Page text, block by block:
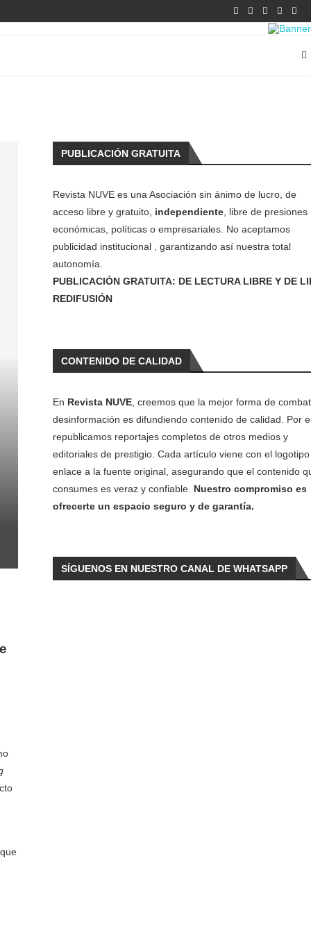
PUBLICACIÓN GRATUITA
Revista NUVE es una Asociación sin ánimo de lucro, de
acceso libre y gratuito, independiente, libre de presiones
económicas, políticas o empresariales. No aceptamos
publicidad institucional , garantizando así nuestra total
autonomía.
PUBLICACIÓN GRATUITA: DE LECTURA LIBRE Y DE
REDIFUSIÓN
CONTENIDO DE CALIDAD
En Revista NUVE, creemos que la mejor forma de
desinformación es difundiendo contenido de calidad. Por
republicamos reportajes completos de otros medios y
editoriales de prestigio. Cada artículo viene con el
enlace a la fuente original, asegurando que el contenido
consumes es veraz y confiable. Nuestro compromiso es
ofrecerte un espacio seguro y de garantía.
SÍGUENOS EN NUESTRO CANAL DE WHATSAPP